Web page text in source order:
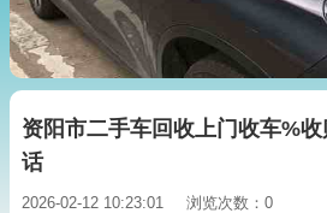
资阳市二手车回收上门收车%
话
2026-02-12 10:23:01 浏览次数：0